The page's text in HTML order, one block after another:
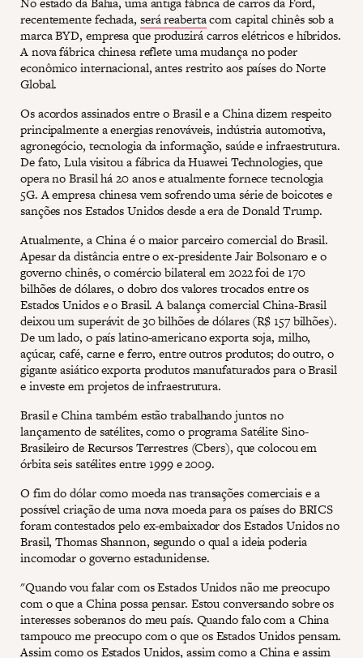
recentemente fechada, será reabertacom capital chinês sob a
marca BYD, empresa que produzirá carros elétricos e híbridos.
A nova fábrica chinesa reflete uma mudança no poder
econômico internacional, antes restrito aos países do Norte
Global.
Os acordos assinados entre o Brasil e a China dizem respeito
principalmente a energias renováveis, indústria automotiva,
agronegócio, tecnologia da informação, saúde e infraestrutura.
De fato, Lula visitou a fábrica da Huawei Technologies, que
opera no Brasil há 20 anos e atualmente fornece tecnologia
5G. A empresa chinesa vem sofrendo uma série de boicotes e
sanções nos Estados Unidos desde a era de Donald Trump.
Atualmente, a China é o maior parceiro comercial do Brasil.
Apesar da distância entre o ex-presidente Jair Bolsonaro e o
governo chinês, o comércio bilateral em 2022 foi de 170
bilhões de dólares, o dobro dos valores trocados entre os
Estados Unidos e o Brasil. A balança comercial China-Brasil
deixou um superávit de 30 bilhões de dólares (R$ 157 bilhões).
De um lado, o país latino-americano exporta soja, milho,
açúcar, café, carne e ferro, entre outros produtos; do outro, o
gigante asiático exporta produtos manufaturados para o Brasil
e investe em projetos de infraestrutura.
Brasil e China também estão trabalhando juntos no
lançamento de satélites, como o programa Satélite Sino-
Brasileiro de Recursos Terrestres (Cbers), que colocou em
órbita seis satélites entre 1999 e 2009.
O fim do dólar como moeda nas transações comerciais e a
possível criação de uma nova moeda para os países do BRICS
foram contestados pelo ex-embaixador dos Estados Unidos no
Brasil, Thomas Shannon, segundo o qual a ideia poderia
incomodar o governo estadunidense.
"Quando vou falar com os Estados Unidos não me preocupo
com o que a China possa pensar. Estou conversando sobre os
interesses soberanos do meu país. Quando falo com a China
tampouco me preocupo com o que os Estados Unidos pensam.
Assim como os Estados Unidos, assim como a China e assim